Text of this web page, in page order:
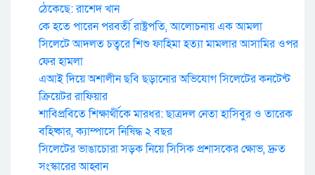
ঠেকেছে: রাশেদ খান
কে হতে পারেন পরবর্তী রাষ্ট্রপতি, আলোচনায় এক আমলা
সিলেটে আদলত চত্বরে শিশু ফাহিমা হত্যা মামলার আসামির ওপর
ফের হামলা
এআই দিয়ে অশালীন ছবি ছড়ানোর অভিযোগ সিলেটের কনটেন্ট
ক্রিয়েটর রাফিয়ার
শাবিপ্রবিতে শিক্ষার্থীকে মারধর: ছাত্রদল নেতা হাসিবুর ও তারেক
বহিষ্কার, ক্যাম্পাসে নিষিদ্ধ ২ বছর
সিলেটের ভাঙাচোরা সড়ক নিয়ে সিসিক প্রশাসকের ক্ষোভ, দ্রুত
সংস্কারের আহ্বান